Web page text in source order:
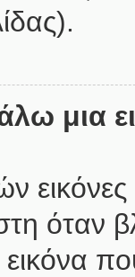
μια
όταν
εικόνα